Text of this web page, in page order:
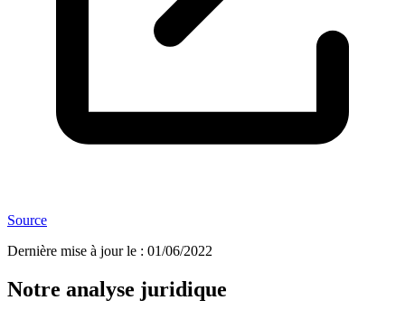
Source
Dernière mise à jour le : 01/06/2022
Notre analyse juridique